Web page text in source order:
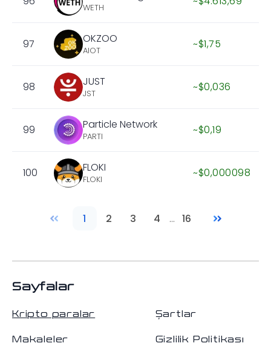
WETH
97 OKZOO
AIOT ~$1,75
98 JUST
JST ~$0,036
99 Particle Network
PARTI ~$0,19
100 FLOKI
FLOKI ~$0,000098
1 2 3 4 ... 16
Sayfalar
Kripto paralar
Makaleler
Şartlar
Gizlilik Politikası